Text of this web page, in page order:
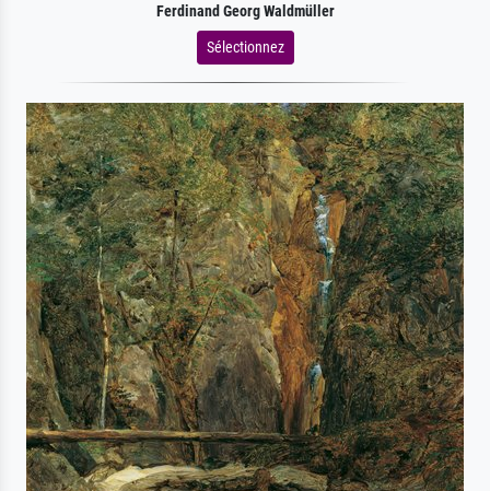
Ferdinand Georg Waldmüller
Sélectionnez